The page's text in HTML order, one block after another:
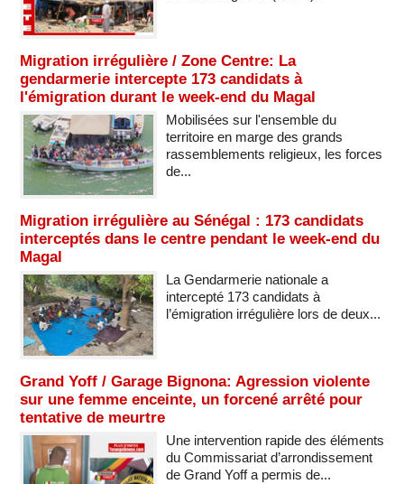
Migration irrégulière / Zone Centre: La
gendarmerie intercepte 173 candidats à
l'émigration durant le week-end du Magal
Mobilisées sur l'ensemble du
territoire en marge des grands
rassemblements religieux, les forces
de...
Migration irrégulière au Sénégal : 173 candidats
interceptés dans le centre pendant le week-end du
Magal
La Gendarmerie nationale a
intercepté 173 candidats à
l’émigration irrégulière lors de deux...
Grand Yoff / Garage Bignona: Agression violente
sur une femme enceinte, un forcené arrêté pour
tentative de meurtre
Une intervention rapide des éléments
du Commissariat d’arrondissement
de Grand Yoff a permis de...